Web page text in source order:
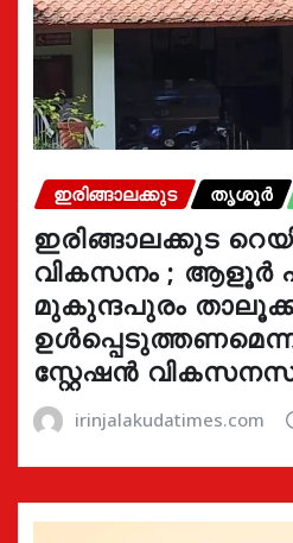
ഇരിങ്ങാലക്കുട തൃശൂർ
ഇരിങ്ങാലക്കുട
വികസനം ; ആളൂർ
മുകുന്ദപുരം
സ്റ്റേഷൻ
irinjalakudatimes.com